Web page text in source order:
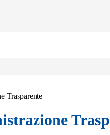
Trasparente